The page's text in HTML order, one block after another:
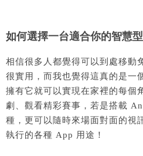
如何選擇一台適合你的智慧
相信很多人都覺得可以到處移動
很實用，而我也覺得這真的是一
擁有它就可以實現在家裡的每個
劇、觀看精彩賽事，若是搭載
種，更可以隨時來場面對面的視
執行的各種 App 用途！